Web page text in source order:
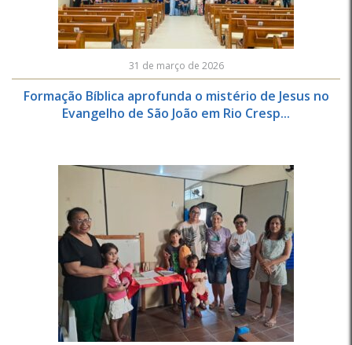
31 de março de 2026
Formação Bíblica aprofunda o mistério de Jesus no
Evangelho de São João em Rio Cresp...